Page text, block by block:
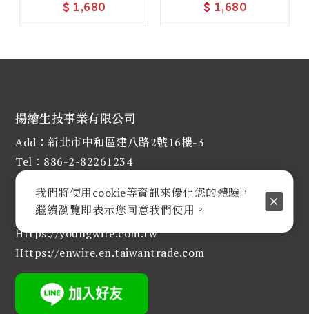
$ 1,680 $ 1,680
揚繪生技事業有限公司
Add：新北市中和區建八路2號16樓-3
Tel：886-2-82261234
Fax : 886-2-82261080
E-mail :judy@enwire.com.tw
Https://youngwire.com.tw
Https://enwire.en.taiwantrade.com
我們將使用cookie等資訊來優化您的體驗，
繼續瀏覽即表示您同意我們使用。